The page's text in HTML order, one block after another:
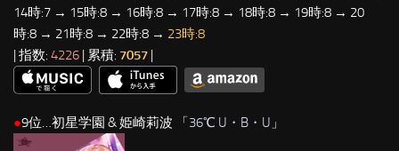
14時:7 → 15時:8 → 16時:8 → 17時:8 → 18時:8 → 19時:8 → 20
時:8 → 21時:8 → 22時:8 → 23時:8
| 指数: 4226 | 累積: 7057 |
●9位…初星学園 & 姫崎莉波 「36℃ U・B・U 」